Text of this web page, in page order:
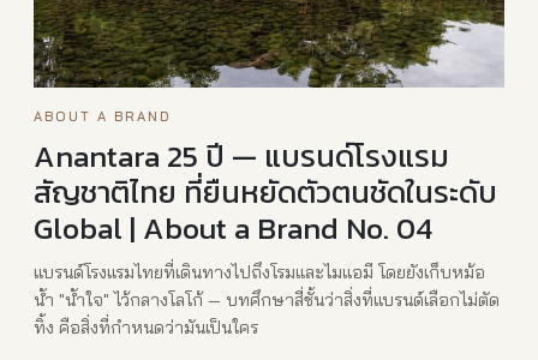
ABOUT A BRAND
Anantara 25 ปี — แบรนด์โรงแรม
สัญชาติไทย ที่ยืนหยัดตัวตนชัดในระดับ
Global | About a Brand No. 04
แบรนด์โรงแรมไทยที่เดินทางไปถึงโรมและไมแอมี โดยยังเก็บหม้อ
น้ำ "น้ำใจ" ไว้กลางโลโก้ — บทศึกษาสี่ชั้นว่าสิ่งที่แบรนด์เลือกไม่ตัด
ทิ้ง คือสิ่งที่กำหนดว่ามันเป็นใคร